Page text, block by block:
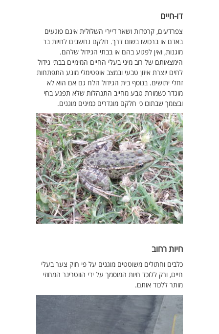
דו-חיים
צפרדעים, קרפדות ושאר דיירי השלולית אינם פוגעים
באדם או ברכושו בשום דרך. חלקם נחשבים לחיות בר
מוגנות, ואין לפגוע בהם או בבתי הגידול שלהם.
הימצאותם של רוב מיני בעלי החיים המימיים בבתי גידול
לחים יוצרת איזון טבעי ובמצב אופטימלי מונע התפתחות
זחלי יתושים. בנוסף בית הגידול הלח גם אם הוא לא
מוגדר כשמורת טבע מחייב התנהלות שלא תפגע בחי
ובצומך שבתוכו כי חלקם מוגדרים כמינים מוגנים.
חיות רחוב
כלבים וחתולים משוטטים מוגנים על פי חוק צער בעלי
חיים, ורק ללוכד חיות המוסמך על ידי הווטרינר המחוזי
מותר ללכוד אותם.